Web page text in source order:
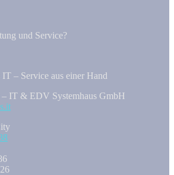
und Service?
– Service aus einer Hand
IT & EDV Systemhaus GmbH